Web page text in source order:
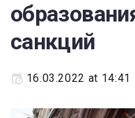
санкций
16.03.2022 at 14:41